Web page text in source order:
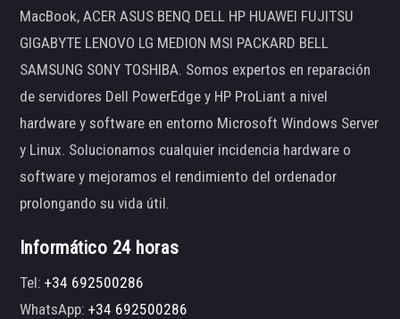
MacBook, ACER ASUS BENQ DELL HP HUAWEI FUJITSU
GIGABYTE LENOVO LG MEDION MSI PACKARD BELL
SAMSUNG SONY TOSHIBA. Somos expertos en reparación
de servidores Dell PowerEdge y HP ProLiant a nivel
hardware y software en entorno Microsoft Windows Server
y Linux. Solucionamos cualquier incidencia hardware o
software y mejoramos el rendimiento del ordenador
prolongando su vida útil.
Informático 24 horas
Tel:+34 692500286
WhatsApp:+34 692500286